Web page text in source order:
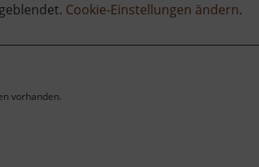
Cookie-Einstellungen ändern.
vorhanden.